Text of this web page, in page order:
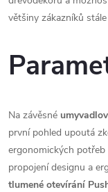
většiny zákazníků
Na závěsné
první pohled upoutá
ergonomických potřeb
propojení designu a
tlumené otevírání